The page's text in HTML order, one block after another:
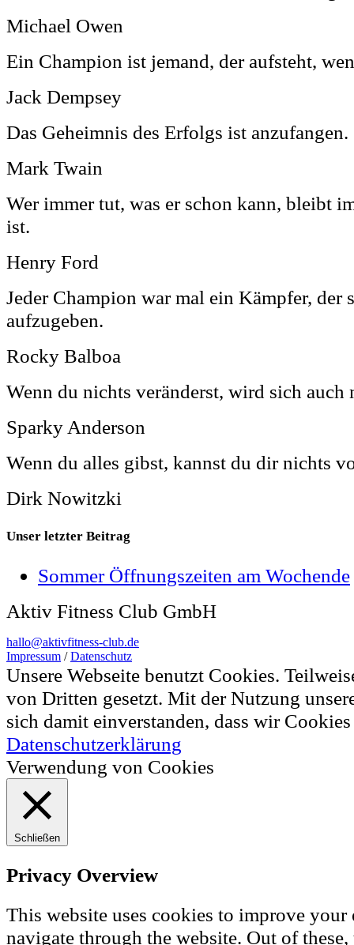
Michael Owen
Ein Champion ist jemand, der aufsteht,
Jack Dempsey
Das Geheimnis des Erfolgs ist anzufangen.
Mark Twain
Wer immer tut, was er schon kann, bleibt
ist.
Henry Ford
Jeder Champion war mal ein Kämpfer, der
aufzugeben.
Rocky Balboa
Wenn du nichts veränderst, wird sich auch
Sparky Anderson
Wenn du alles gibst, kannst du dir nichts
Dirk Nowitzki
Unser letzter Beitrag
Sommer Öffnungszeiten am Wochende
Aktiv Fitness Club GmbH
hallo@aktivfitness-club.de
Impressum /Datenschutz
Unsere Webseite benutzt Cookies.
von Dritten gesetzt. Mit der Nutzung
sich damit einverstanden, dass wir
Datenschutzerklärung
Verwendung von Cookies
Schließen
Privacy Overview
This website uses cookies to improve
navigate through the website. Out of